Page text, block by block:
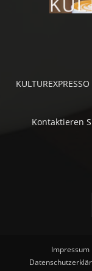
Kontaktieren
Impressum